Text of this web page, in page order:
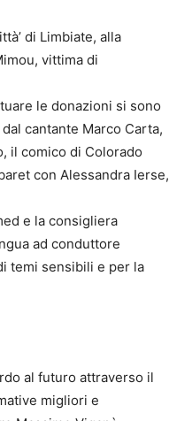
di Limbiate, alla
vittima di
le donazioni si sono
cantante Marco Carta,
il comico di Colorado
con Alessandra Ierse,
e la consigliera
ad conduttore
temi sensibili e per la
al futuro attraverso il
migliori e